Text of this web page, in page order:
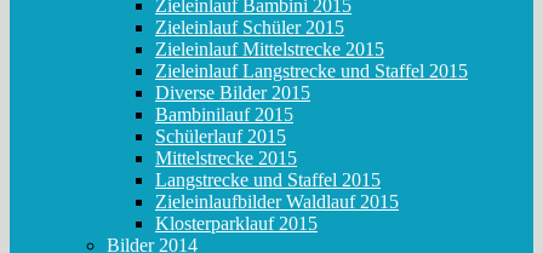
Zieleinlauf Bambini 2015
Zieleinlauf Schüler 2015
Zieleinlauf Mittelstrecke 2015
Zieleinlauf Langstrecke und Staffel 2015
Diverse Bilder 2015
Bambinilauf 2015
Schülerlauf 2015
Mittelstrecke 2015
Langstrecke und Staffel 2015
Zieleinlaufbilder Waldlauf 2015
Klosterparklauf 2015
Bilder 2014